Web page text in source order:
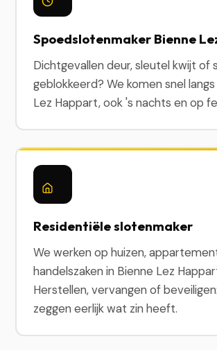
Spoedslotenmaker Bienne
Dichtgevallen deur, sleutel kwijt of
geblokkeerd? We komen snel
Lez Happart, ook 's nachts en op
Residentiële slotenmaker
We werken op huizen,
handelszaken in Bienne Lez
Herstellen, vervangen of
zeggen eerlijk wat zin heeft.